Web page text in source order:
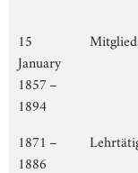
15
January
1857 –
1894
1871 –
1886